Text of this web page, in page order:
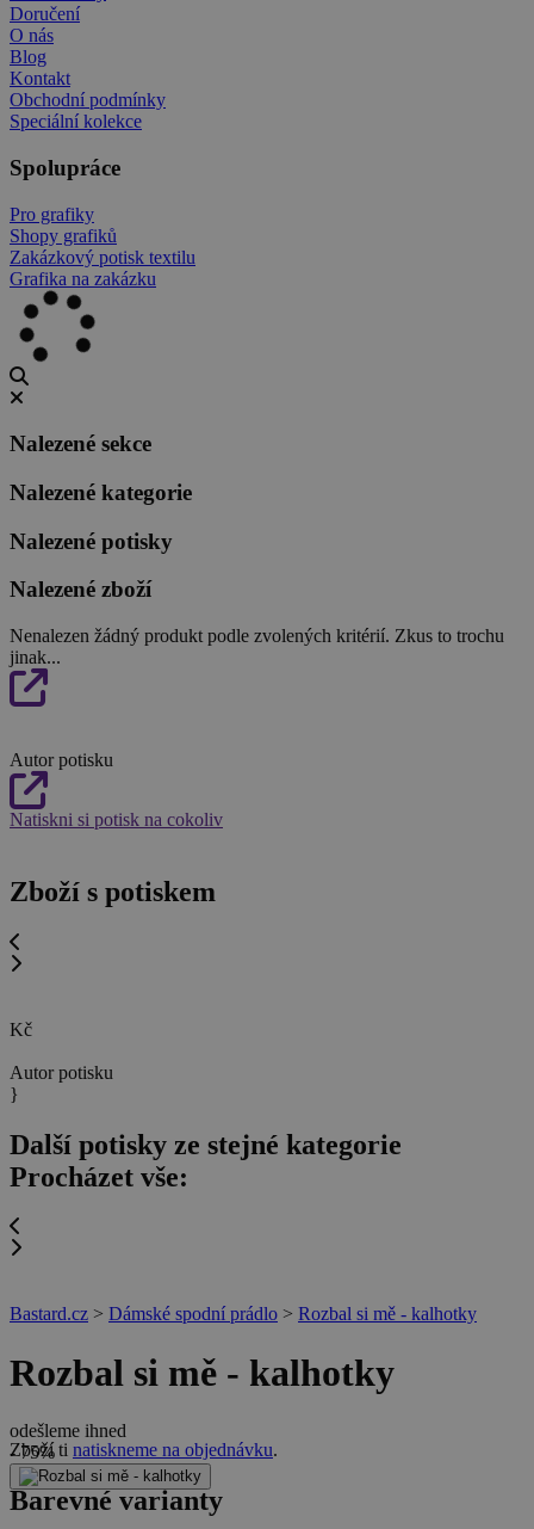
Doručení
O nás
Blog
Kontakt
Obchodní podmínky
Speciální kolekce
Spolupráce
Pro grafiky
Shopy grafiků
Zakázkový potisk textilu
Grafika na zakázku
Nalezené sekce
Nalezené kategorie
Nalezené potisky
Nalezené zboží
Nenalezen žádný produkt podle zvolených kritérií. Zkus to trochu
jinak...
Autor potisku
Natiskni si potisk na cokoliv
Zboží s potiskem
Kč
Autor potisku
}
Další potisky ze stejné kategorie
Procházet vše:
Bastard.cz > Dámské spodní prádlo > Rozbal si mě - kalhotky
Rozbal si mě - kalhotky
odešleme ihned
- 75%
Zboží ti natiskneme na objednávku.
Barevné varianty